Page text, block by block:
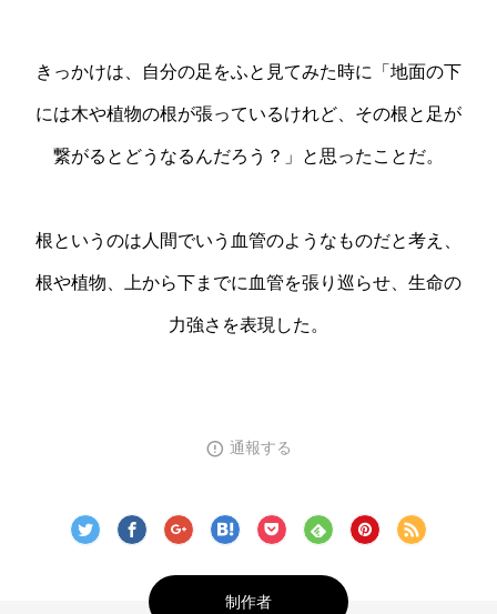
きっかけは、自分の足をふと見てみた時に「地面の下
には木や植物の根が張っているけれど、その根と足が
繋がるとどうなるんだろう？」と思ったことだ。
根というのは人間でいう血管のようなものだと考え、
根や植物、上から下までに血管を張り巡らせ、生命の
力強さを表現した。
通報する
制作者